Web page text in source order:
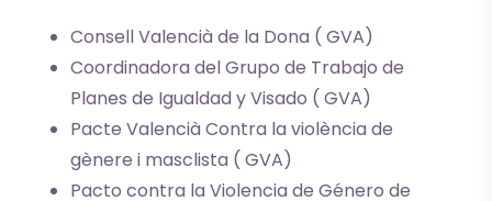
Consell Valencià de la Dona ( GVA)
Coordinadora del Grupo de Trabajo de
Planes de Igualdad y Visado ( GVA)
Pacte Valencià Contra la violència de
gènere i masclista ( GVA)
Pacto contra la Violencia de Género de